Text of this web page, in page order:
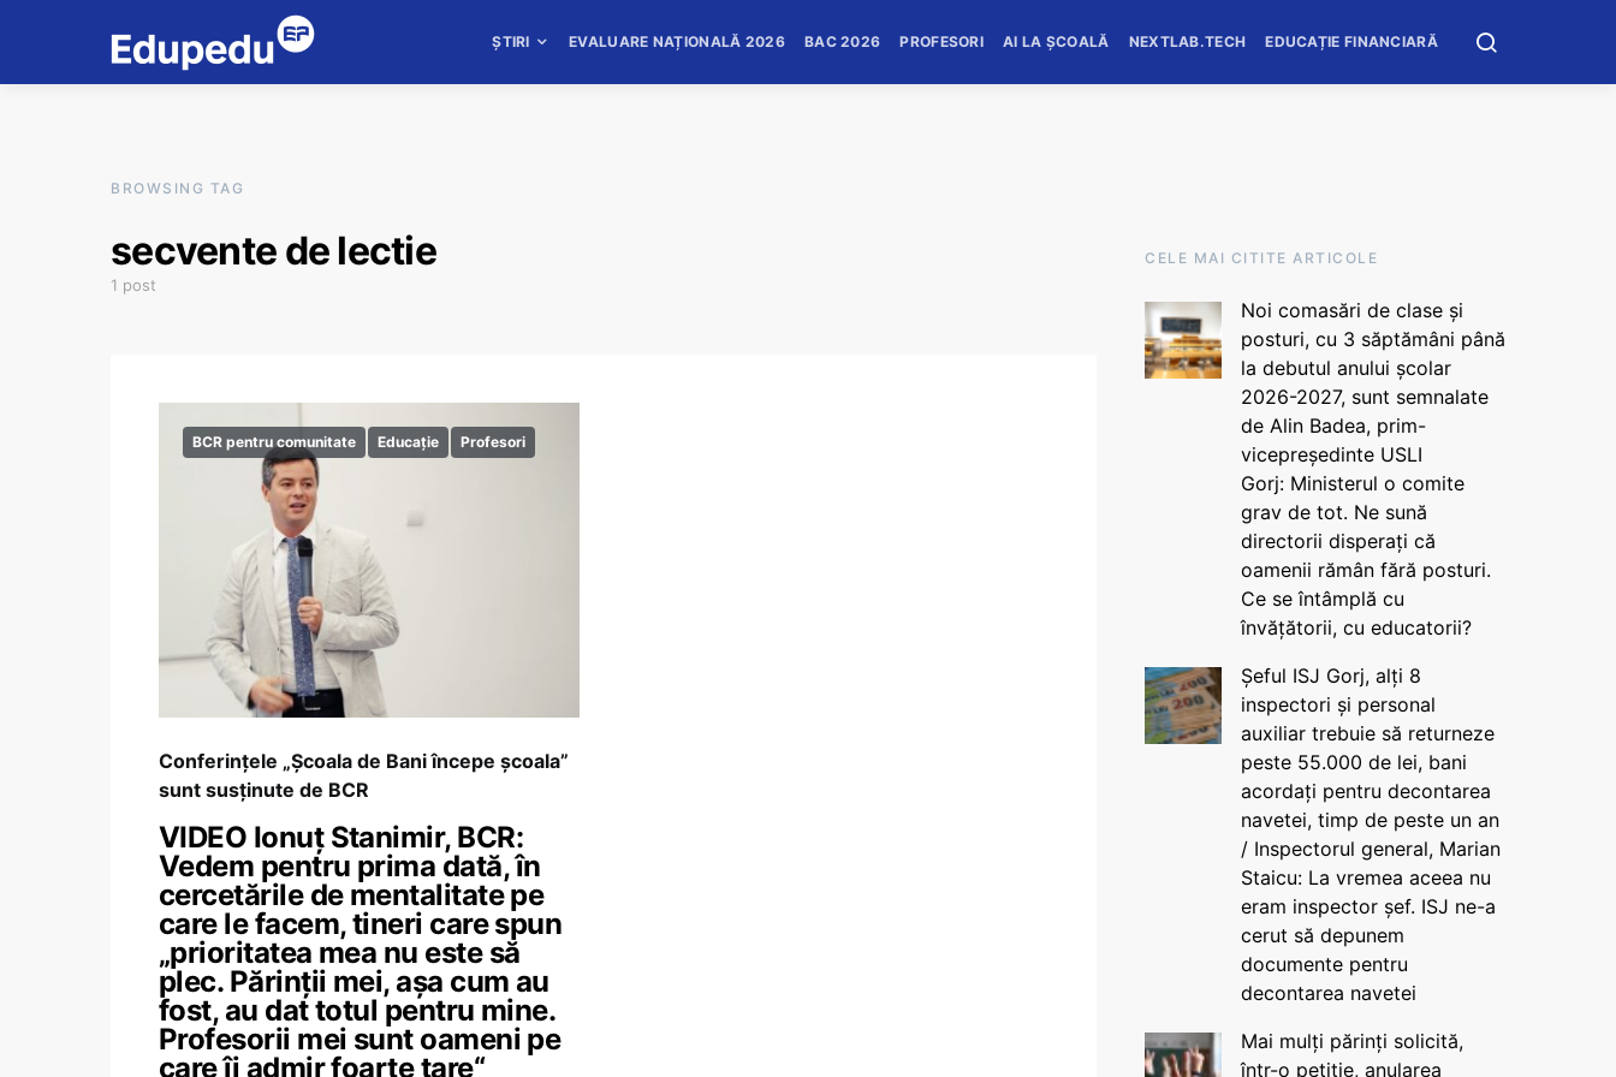
ȘTIRI EVALUARE NAȚIONALĂ 2026 BAC 2026 PROFESORI AI LA ȘCOALĂ NEXTLAB.TECH EDUCAȚIE FINANCIARĂ
BROWSING TAG
secvente de lectie
1 post
BCR pentru comunitate Educație Profesori
Conferințele „Școala de Bani începe școala”
sunt susținute de BCR
VIDEO Ionuț Stanimir, BCR:
Vedem pentru prima dată, în
cercetările de mentalitate pe
care le facem, tineri care spun
„prioritatea mea nu este să
plec. Părinții mei, așa cum au
fost, au dat totul pentru mine.
Profesorii mei sunt oameni pe
care îi admir foarte tare“
CELE MAI CITITE ARTICOLE
Noi comasări de clase și
posturi, cu 3 săptămâni până
la debutul anului școlar
2026-2027, sunt semnalate
de Alin Badea, prim-
vicepreședinte USLI
Gorj: Ministerul o comite
grav de tot. Ne sună
directorii disperați că
oamenii rămân fără posturi.
Ce se întâmplă cu
învățătorii, cu educatorii?
Șeful ISJ Gorj, alți 8
inspectori și personal
auxiliar trebuie să returneze
peste 55.000 de lei, bani
acordați pentru decontarea
navetei, timp de peste un an
/ Inspectorul general, Marian
Staicu: La vremea aceea nu
eram inspector șef. ISJ ne-a
cerut să depunem
documente pentru
decontarea navetei
Mai mulți părinți solicită,
într-o petiție, anularea